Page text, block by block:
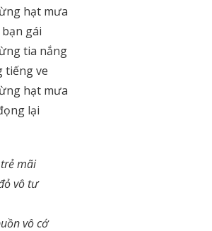
hạt mưa
gái
tia nắng
tiếng ve
hạt mưa
lại
mãi
vô tư
vô cớ